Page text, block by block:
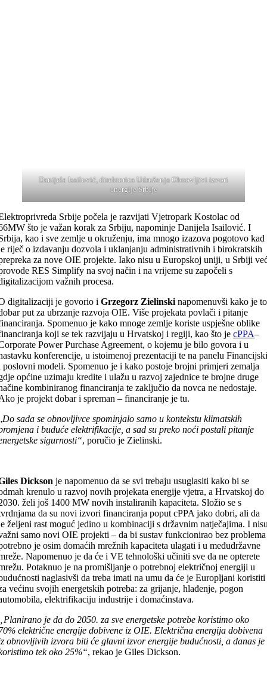
Danijela Isailović, direktorica Udruženja Obnovljivi izvori
energije Srbije
Srbije počela je razvijati Vjetropark Kostolac od
što je važan korak za Srbiju, napominje Danijela Isailović. I
kao i sve zemlje u okruženju, ima mnogo izazova pogotovo kad
riječ o izdavanju dozvola i uklanjanju administrativnih i birokratskih
za nove OIE projekte. Iako nisu u Europskoj uniji, u Srbiji
RES Simplify na svoj način i na vrijeme su započeli s
važnih procesa.
digitalizaciji je govorio iGrzegorz Zielinski napomenuvši kako je to
put za ubrzanje razvoja OIE. Više projekata povlači i pitanje
Spomenuo je kako mnoge zemlje koriste uspješne oblike
koji se tek razvijaju u Hrvatskoj i regiji, kao što jecPPA–
Power Purchase Agreement, o kojemu je bilo govora i u
konferencije, u istoimenoj prezentaciji te na panelu
poslovni modeli. Spomenuo je i kako postoje brojni primjeri zemalja
općine uzimaju kredite i ulažu u razvoj zajednice te brojne druge
kombiniranog financiranja te zaključio da novca ne nedostaje.
je projekt dobar i spreman – financiranje je tu.
Do sada se obnovljivce spominjalo samo u kontekstu klimatskih
i buduće elektrifikacije, a sad su preko noći postali pitanje
sigurnosti“, poručio je Zielinski.
Dickson je napomenuo da se svi trebaju usuglasiti kako bi se
krenulo u razvoj novih projekata energije vjetra, a Hrvatskoj do
želi još 1400 MW novih instaliranih kapaciteta. Složio se s
da su novi izvori financiranja poput cPPA jako dobri, ali da
željeni rast moguć jedino u kombinaciji s državnim natječajima. I
samo novi OIE projekti – da bi sustav funkcionirao bez problema
je osim domaćih mrežnih kapaciteta ulagati i u međudržavne
Napomenuo je da će i VE tehnološki učiniti sve da ne opterete
Potaknuo je na promišljanje o potrebnoj električnoj energiji u
naglasivši da treba imati na umu da će je Europljani koristiti
većinu svojih energetskih potreba: za grijanje, hlađenje, pogon
elektrifikaciju industrije i domaćinstava.
je da do 2050. za sve energetske potrebe koristimo oko
električne energije dobivene iz OIE. Električna energija dobivena
obnovljivih izvora biti će glavni izvor energije budućnosti, a danas je
tek oko 25%“, rekao je Giles Dickson.